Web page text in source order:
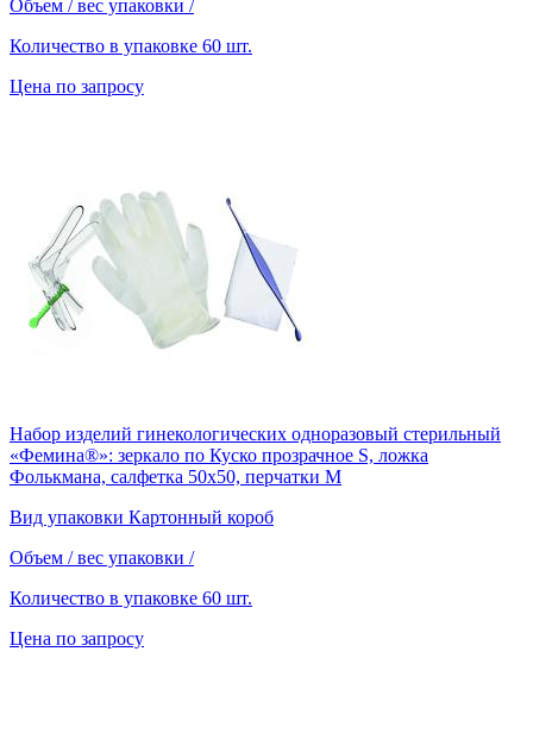
Объем / вес упаковки /
Количество в упаковке 60 шт.
Цена по запросу
Набор изделий гинекологических одноразовый стерильный
«Фемина®»: зеркало по Куско прозрачное S, ложка
Фолькмана, салфетка 50х50, перчатки М
Вид упаковки Картонный короб
Объем / вес упаковки /
Количество в упаковке 60 шт.
Цена по запросу